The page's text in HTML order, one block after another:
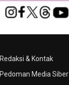
Redaksi & Kontak
Pedoman Media Siber